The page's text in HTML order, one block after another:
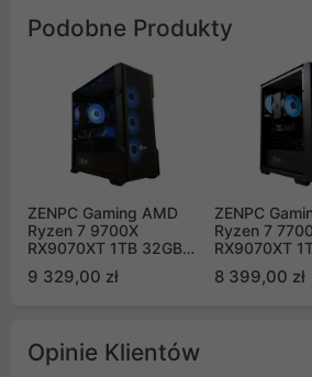
Podobne Produkty
ZENPC Gaming AMD
Ryzen 7 9700X
RX9070XT 1TB 32GB
ARGB
9 329,00 zł
ZENPC
Ryzen 7 7700
RX9070XT
Flow ARGB
8 399,00 zł
Opinie Klientów